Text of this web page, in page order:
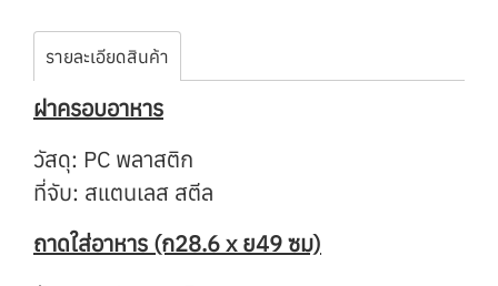
รายละเอียดสินค้า
ฝาครอบอาหาร
วัสดุ: PC พลาสติก
ที่จับ: สแตนเลส สตีล
ถาดใส่อาหาร (ก28.6 x ย49 ซม)